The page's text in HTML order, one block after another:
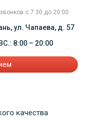
с 7:30 до 20:00
ул. Чапаева, д. 57
8:00 – 20:00
качества